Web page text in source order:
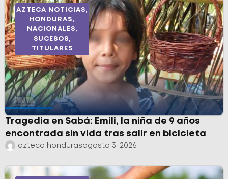
AZTECA NOTICIAS,
HONDURAS,
NACIONALES,
SUCESOS,
TITULARES
Tragedia en Sabá: Emili, la niña de 9 años
encontrada sin vida tras salir en bicicleta
azteca hondurasagosto 3, 2026